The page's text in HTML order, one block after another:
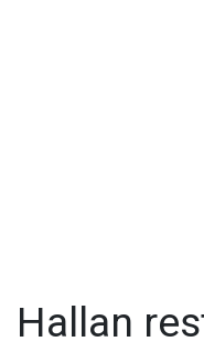
Hallan